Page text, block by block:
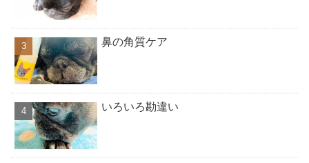
鼻の角質ケア
いろいろ勘違い